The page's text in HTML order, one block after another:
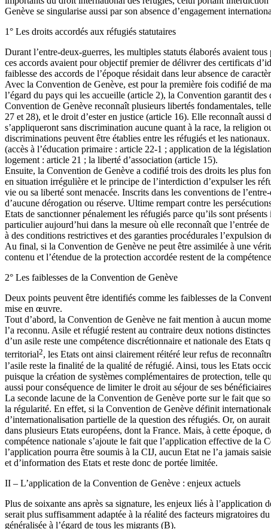
Genève se singularise aussi par son absence d’engagement
1° Les droits accordés aux réfugiés statutaires
Durant l’entre-deux-guerres, les multiples statuts élaborés avaient
ces accords avaient pour objectif premier de délivrer des certificats
faiblesse des accords de l’époque résidait dans leur absence de
Avec la Convention de Genève, est pour la première fois codifié de
l’égard du pays qui les accueille (article 2), la Convention garantit
Convention de Genève reconnaît plusieurs libertés fondamentales,
27 et 28), et le droit d’ester en justice (article 16). Elle reconnaît
s’appliqueront sans discrimination aucune quant à la race, la religion
discriminations peuvent être établies entre les réfugiés et les
(accès à l’éducation primaire : article 22-1 ; application de la
logement : article 21 ; la liberté d’association (article 15).
Ensuite, la Convention de Genève a codifié trois des droits les plus
en situation irrégulière et le principe de l’interdiction d’expulser les
vie ou sa liberté sont menacée. Inscrits dans les conventions de
d’aucune dérogation ou réserve. Ultime rempart contre les
Etats de sanctionner pénalement les réfugiés parce qu’ils sont
particulier aujourd’hui dans la mesure où elle reconnaît que l’entrée
à des conditions restrictives et des garanties procédurales l’expulsion
Au final, si la Convention de Genève ne peut être assimilée à une
contenu et l’étendue de la protection accordée restent de la
2° Les faiblesses de la Convention de Genève
Deux points peuvent être identifiés comme les faiblesses de la
mise en œuvre.
Tout d’abord, la Convention de Genève ne fait mention à aucun
l’a reconnu. Asile et réfugié restent au contraire deux notions
d’un asile reste une compétence discrétionnaire et nationale des
territorial2, les Etats ont ainsi clairement réitéré leur refus de
l’asile reste la finalité de la qualité de réfugié. Ainsi, tous les Etats
puisque la création de systèmes complémentaires de protection, telle
aussi pour conséquence de limiter le droit au séjour de ses
La seconde lacune de la Convention de Genève porte sur le fait que
la régularité. En effet, si la Convention de Genève définit
d’internationalisation partielle de la question des réfugiés. Or, on
dans plusieurs Etats européens, dont la France. Mais, à cette
compétence nationale s’ajoute le fait que l’application effective de la
l’application pourra être soumis à la CIJ, aucun Etat ne l’a jamais
et d’information des Etats et reste donc de portée limitée.
II – L’application de la Convention de Genève : enjeux actuels
Plus de soixante ans après sa signature, les enjeux liés à
serait plus suffisamment adaptée à la réalité des facteurs migratoires
généralisée à l’égard de tous les migrants (B).